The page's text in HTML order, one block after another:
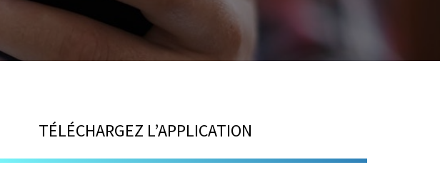
TÉLÉCHARGEZ L’APPLICATION